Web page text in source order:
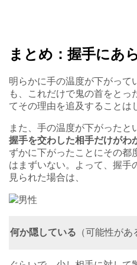
まとめ：握手にあ
明らかに手の温度が下がって
も、これだけで鬼の首をとっ
てその理由を追及することは
また、手の温度が下がったと
握手を交わした相手だけがわ
ずかに下がったことにその都
はまずいない。よって、握手
見られた場合は、
男性
何か隠している （可能性が